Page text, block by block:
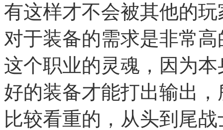
有这样才不会被其他的
对于装备的需求是非常
这个职业的灵魂，因为
好的装备才能打出输出
比较看重的，从头到尾